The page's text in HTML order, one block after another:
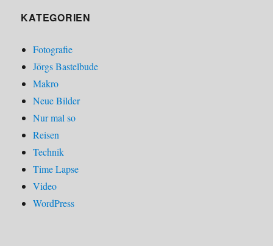
KATEGORIEN
Fotografie
Jörgs Bastelbude
Makro
Neue Bilder
Nur mal so
Reisen
Technik
Time Lapse
Video
WordPress